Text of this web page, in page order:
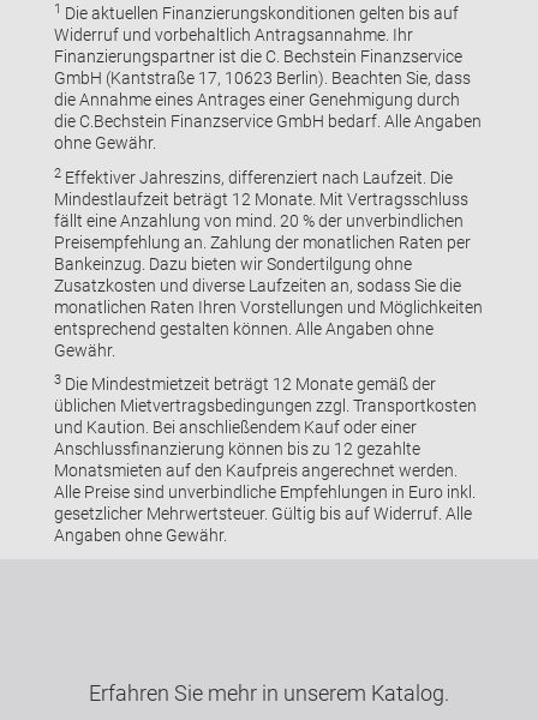
1 Die aktuellen Finanzierungskonditionen gelten bis auf
Widerruf und vorbehaltlich Antragsannahme. Ihr
Finanzierungspartner ist die C. Bechstein Finanzservice
GmbH (Kantstraße 17, 10623 Berlin). Beachten Sie, dass
die Annahme eines Antrages einer Genehmigung durch
die C.Bechstein Finanzservice GmbH bedarf. Alle Angaben
ohne Gewähr.
2Effektiver Jahreszins, differenziert nach Laufzeit. Die
Mindestlaufzeit beträgt 12 Monate. Mit Vertragsschluss
fällt eine Anzahlung von mind. 20 % der unverbindlichen
Preisempfehlung an. Zahlung der monatlichen Raten per
Bankeinzug. Dazu bieten wir Sondertilgung ohne
Zusatzkosten und diverse Laufzeiten an, sodass Sie die
monatlichen Raten Ihren Vorstellungen und Möglichkeiten
entsprechend gestalten können. Alle Angaben ohne
Gewähr.
3Die Mindestmietzeit beträgt 12 Monate gemäß der
üblichen Mietvertragsbedingungen zzgl. Transportkosten
und Kaution. Bei anschließendem Kauf oder einer
Anschlussfinanzierung können bis zu 12 gezahlte
Monatsmieten auf den Kaufpreis angerechnet werden.
Alle Preise sind unverbindliche Empfehlungen in Euro inkl.
gesetzlicher Mehrwertsteuer. Gültig bis auf Widerruf. Alle
Angaben ohne Gewähr.
Erfahren Sie mehr in unserem Katalog.